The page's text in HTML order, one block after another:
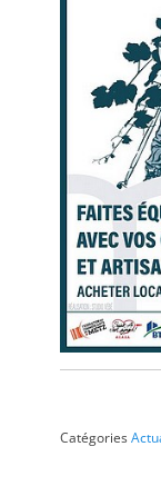
Catégories